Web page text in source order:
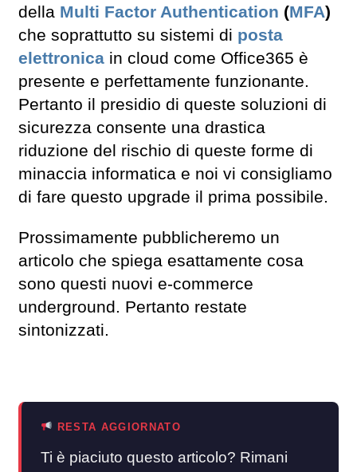
della Multi Factor Authentication (MFA)
che soprattutto su sistemi di posta
elettronica in cloud come Office365 è
presente e perfettamente funzionante.
Pertanto il presidio di queste soluzioni di
sicurezza consente una drastica
riduzione del rischio di queste forme di
minaccia informatica e noi vi consigliamo
di fare questo upgrade il prima possibile.
Prossimamente pubblicheremo un
articolo che spiega esattamente cosa
sono questi nuovi e-commerce
underground. Pertanto restate
sintonizzati.
RESTA AGGIORNATO
Ti è piaciuto questo articolo? Rimani